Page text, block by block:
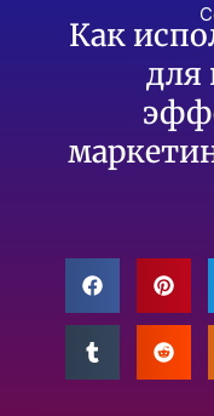
Как